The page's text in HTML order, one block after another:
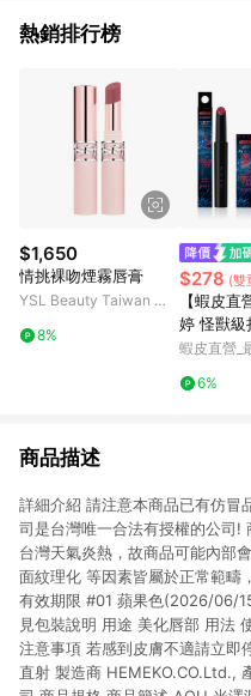
熱銷排行榜
$1,650
情挑裸吻煙霧唇膏
YSL Beauty Taiwan 官
8%
$278 (雙
【蝦皮直
婷 怪獸級
獸唇膏 經
色 (官方直
蝦皮直營_
6%
商品描述
詳細介紹 請注意本商品已有仿冒
司是台灣唯一合法有授權的公司!
台灣天氣炎熱，故商品可能內部
面紋理化 等因素皆屬於正常範疇
有效期限 #01 蘋果色(2026/06/
見包裝說明 用途 美化唇部 用法
注意事項 若感到皮膚不適請立即
直射 製造商 HEMEKO.CO.Ltd.,